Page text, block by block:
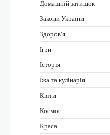
Домашній затишок
Закони України
Здоров'я
Ігри
Історія
Їжа та кулінарія
Квіти
Космос
Краса